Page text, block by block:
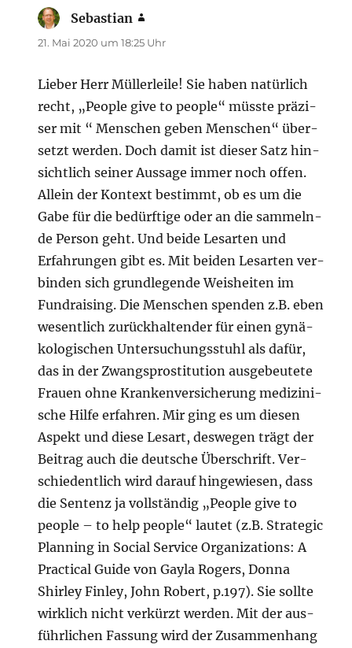
Sebastian
21. Mai 2020 um 18:25 Uhr
Lie­ber Herr Mül­ler­lei­le! Sie haben natür­lich
recht, „Peo­p­le give to peo­p­le“ müss­te prä­zi­
ser mit “ Men­schen geben Men­schen“ über­
setzt wer­den. Doch damit ist die­ser Satz hin­
sicht­lich sei­ner Aus­sa­ge immer noch offen.
Allein der Kon­text bestimmt, ob es um die
Gabe für die bedürf­ti­ge oder an die sam­meln­
de Per­son geht. Und bei­de Les­ar­ten und
Erfah­run­gen gibt es. Mit bei­den Les­ar­ten ver­
bin­den sich grund­le­gen­de Weis­hei­ten im
Fund­rai­sing. Die Men­schen spen­den z.B. eben
wesent­lich zurück­hal­ten­der für einen gynä­
ko­lo­gi­schen Unter­su­chungs­stuhl als dafür,
das in der Zwangs­pro­sti­tu­ti­on aus­ge­beu­te­te
Frau­en ohne Kran­ken­ver­si­che­rung medi­zi­ni­
sche Hil­fe erfah­ren. Mir ging es um die­sen
Aspekt und die­se Les­art, des­we­gen trägt der
Bei­trag auch die deut­sche Über­schrift. Ver­
schie­dent­lich wird dar­auf hin­ge­wie­sen, dass
die Sen­tenz ja voll­stän­dig „Peo­p­le give to
peo­p­le – to help peo­p­le“ lau­tet (z.B. Stra­te­gic
Plan­ning in Social Ser­vice Orga­niza­ti­ons: A
Prac­ti­cal Gui­de von Gay­la Rogers, Don­na
Shir­ley Fin­ley, John Robert, p.197). Sie soll­te
wirk­lich nicht ver­kürzt wer­den. Mit der aus­
führ­li­chen Fas­sung wird der Zusam­men­hang